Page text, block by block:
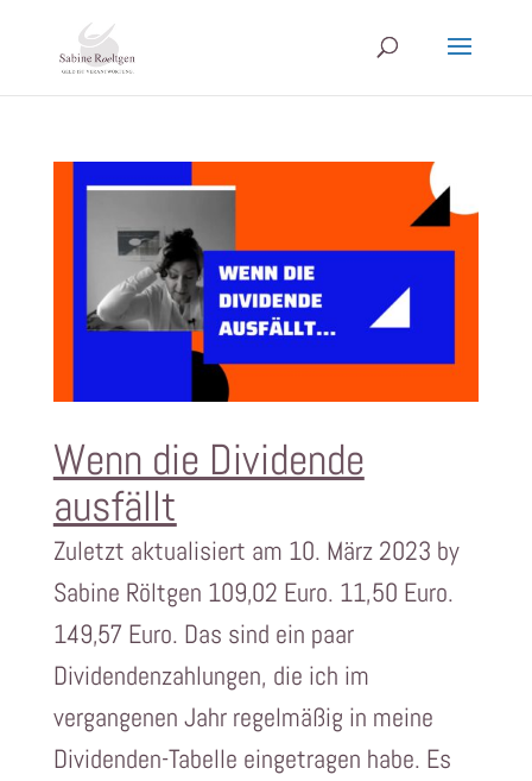
Wenn die Dividende
ausfällt
Zuletzt aktualisiert am 10. März 2023 by
Sabine Röltgen 109,02 Euro. 11,50 Euro.
149,57 Euro. Das sind ein paar
Dividendenzahlungen, die ich im
vergangenen Jahr regelmäßig in meine
Dividenden-Tabelle eingetragen habe. Es